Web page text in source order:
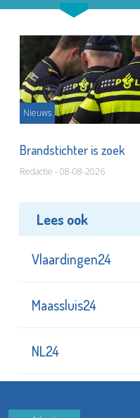
Nieuws
Brandstichter is zoek
Redactie - 08-08-2026
Lees ook
Vlaardingen24
Maassluis24
NL24